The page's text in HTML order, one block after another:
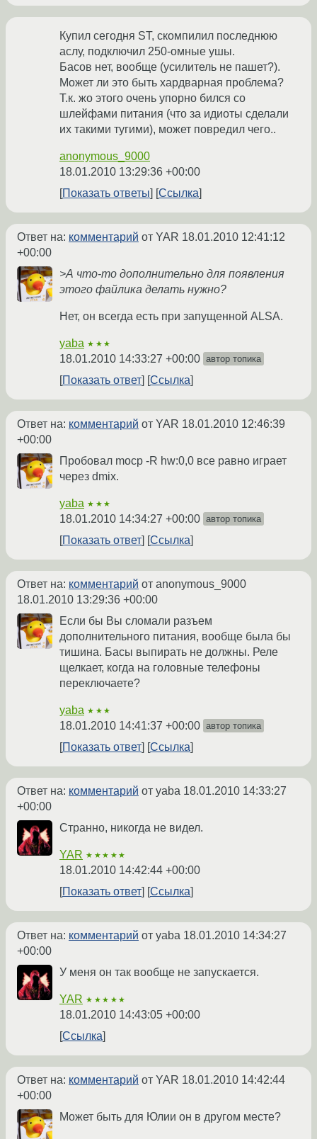
Купил сегодня ST, скомпилил последнюю
аслу, подключил 250-омные ушы.
Басов нет, вообще (усилитель не пашет?).
Может ли это быть хардварная проблема?
Т.к. жо этого очень упорно бился со
шлейфами питания (что за идиоты сделали
их такими тугими), может повредил чего..
anonymous_9000
18.01.2010 13:29:36 +00:00
Показать ответы
Ссылка
Ответ на: комментарий от YAR 18.01.2010 12:41:12
+00:00
>А что-то дополнительно для появления
этого файлика делать нужно?
Нет, он всегда есть при запущенной ALSA.
yaba ★★★
18.01.2010 14:33:27 +00:00 автор топика
Показать ответ Ссылка
Ответ на: комментарий от YAR 18.01.2010 12:46:39
+00:00
Пробовал mocp -R hw:0,0 все равно играет
через dmix.
yaba ★★★
18.01.2010 14:34:27 +00:00 автор топика
Показать ответ Ссылка
Ответ на: комментарий от anonymous_9000
18.01.2010 13:29:36 +00:00
Если бы Вы сломали разъем
дополнительного питания, вообще была бы
тишина. Басы выпирать не должны. Реле
щелкает, когда на головные телефоны
переключаете?
yaba ★★★
18.01.2010 14:41:37 +00:00 автор топика
Показать ответ Ссылка
Ответ на: комментарий от yaba 18.01.2010 14:33:27
+00:00
Странно, никогда не видел.
YAR ★★★★★
18.01.2010 14:42:44 +00:00
Показать ответ
Ссылка
Ответ на: комментарий от yaba 18.01.2010 14:34:27
+00:00
У меня он так вообще не запускается.
YAR ★★★★★
18.01.2010 14:43:05 +00:00
Ссылка
Ответ на: комментарий от YAR 18.01.2010 14:42:44
+00:00
Может быть для Юлии он в другом месте?